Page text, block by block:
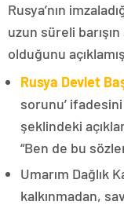
Rusya’nın
uzun süreli barışın
olduğunu
Rusya Devlet
sorunu’
şeklindeki
“Ben de bu
Umarım Dağlık
kalkınmadan,